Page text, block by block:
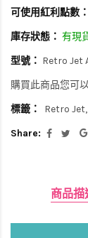
可使用紅利點數：
庫存狀態： 有現
型號： Retro Jet
購買此商品您可
標籤：
Retro Jet
Share:
商品描